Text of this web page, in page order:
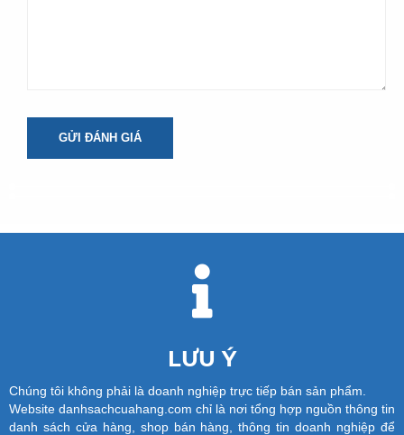
GỬI ĐÁNH GIÁ
LƯU Ý
Chúng tôi không phải là doanh nghiệp trực tiếp bán sản phẩm.
Website danhsachcuahang.com chỉ là nơi tổng hợp nguồn thông tin
danh sách cửa hàng, shop bán hàng, thông tin doanh nghiệp để